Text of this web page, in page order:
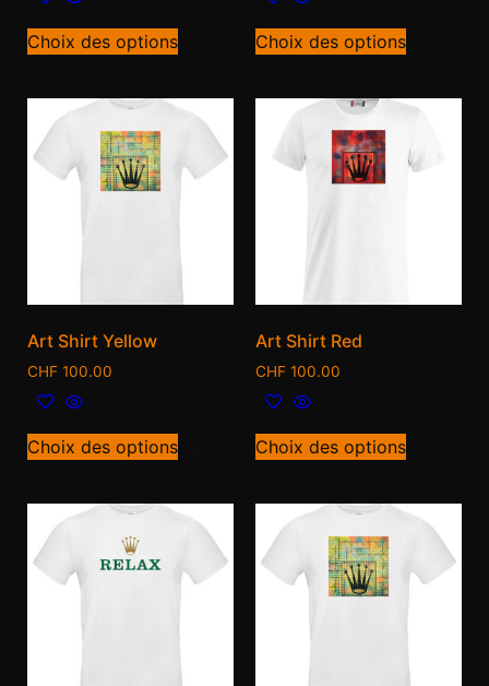
Choix des options Choix des options
Art Shirt Yellow
CHF 100.00
Choix des options
Art Shirt Red
CHF 100.00
Choix des options